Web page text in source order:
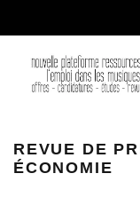
REVUE DE
ÉCONOMIE